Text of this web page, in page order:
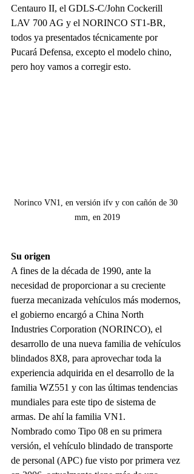
Centauro II, el GDLS-C/John Cockerill
LAV 700 AG y el NORINCO ST1-BR,
todos ya presentados técnicamente por
Pucará Defensa, excepto el modelo chino,
pero hoy vamos a corregir esto.
Norinco VN1, en versión ifv y con cañón de 30
mm, en 2019
Su origen
A fines de la década de 1990, ante la
necesidad de proporcionar a su creciente
fuerza mecanizada vehículos más modernos,
el gobierno encargó a China North
Industries Corporation (NORINCO), el
desarrollo de una nueva familia de vehículos
blindados 8X8, para aprovechar toda la
experiencia adquirida en el desarrollo de la
familia WZ551 y con las últimas tendencias
mundiales para este tipo de sistema de
armas. De ahí la familia VN1.
Nombrado como Tipo 08 en su primera
versión, el vehículo blindado de transporte
de personal (APC) fue visto por primera vez